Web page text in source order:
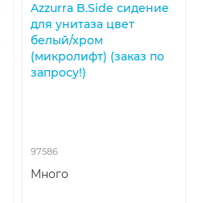
Azzurra B.Side сидение
для унитаза цвет
белый/хром
(микролифт) (заказ по
запросу!)
97586
Много